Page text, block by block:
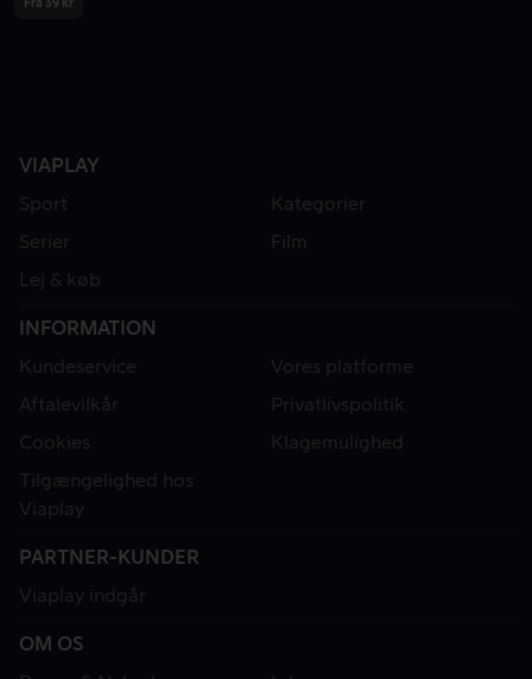
Fra 39 kr
VIAPLAY
Sport
Kategorier
Serier
Film
Lej & køb
INFORMATION
Kundeservice
Vores platforme
Aftalevilkår
Privatlivspolitik
Cookies
Klagemulighed
Tilgængelighed hos
Viaplay
PARTNER-KUNDER
Viaplay indgår
OM OS